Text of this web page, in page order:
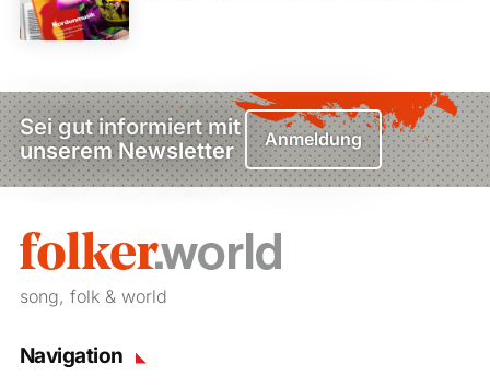
Sei gut informiert mit
unserem Newsletter
Anmeldung
song, folk & world
Navigation